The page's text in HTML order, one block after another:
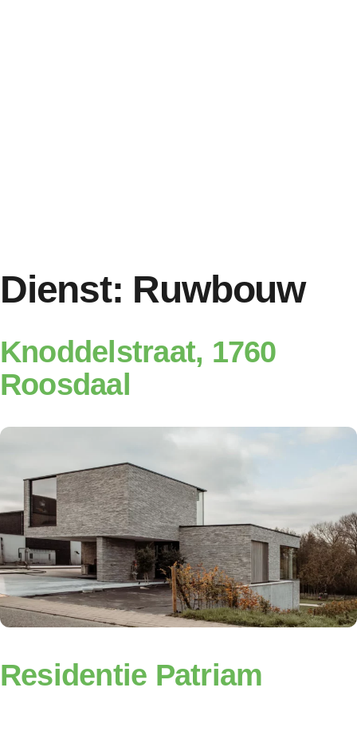
Dienst: Ruwbouw
Knoddelstraat, 1760
Roosdaal
Residentie Patriam